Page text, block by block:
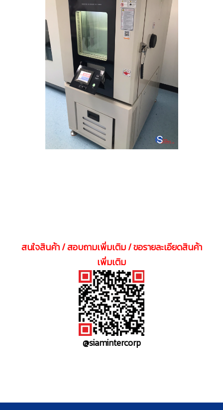
สนใจสินค้า / สอบถามเพิ่มเติม / ขอรายละเอียดสินค้า
เพิ่มเติม
@siamintercorp